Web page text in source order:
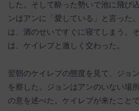
した。そして酔った勢いで池に飛び
ンはアンに「愛している」と言った
は、酒のせいですぐに寝てしまう。
は、ケイレブと激しく交わった。
翌朝のケイレブの態度を見て、ジョ
を察した。ジョンはアンのいない場
の意を述べた。ケイレブが来たこと